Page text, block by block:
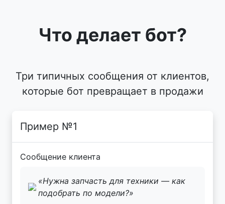
Что делает бот?
Три типичных сообщения от клиентов,
которые бот превращает в продажи
Пример №1
Сообщение клиента
«Нужна запчасть для техники — как
подобрать по модели?»